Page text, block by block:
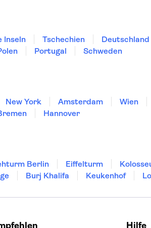
Inseln Tschechien Deutschland
Portugal
Schweden
New York Amsterdam Wien
Hannover
Berlin Eiffelturm
Burj Khalifa Keukenhof
Hilfe